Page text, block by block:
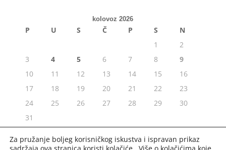
kolovoz 2026
P U S Č P S
N
1
2
3
4 5 6 7 8
9
10
11 12 13 14 15
16
17
18 19 20 21 22
23
24
25 26 27 28 29
30
31
Za pružanje boljeg korisničkog iskustva i ispravan prikaz